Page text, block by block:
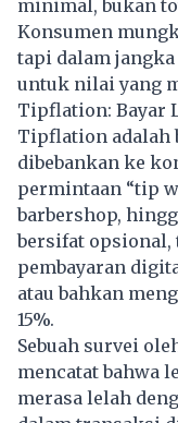
minimal, bukan
Konsumen
tapi dalam
untuk nilai yang
Tipflation: Bayar
Tipflation adalah
dibebankan ke
permintaan “tip
barbershop,
bersifat
pembayaran
atau bahkan
15%.
Sebuah survei
mencatat bahwa
merasa lelah